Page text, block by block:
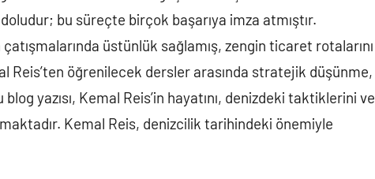
bu süreçte birçok başarıya imza atmıştır.
üstünlük sağlamış, zengin ticaret rotalarını
Reis’ten öğrenilecek dersler arasında stratejik düşünme,
yazısı, Kemal Reis’in hayatını, denizdeki taktiklerini ve
Kemal Reis, denizcilik tarihindeki önemiyle